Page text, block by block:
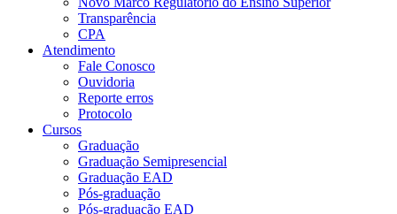
Transparência
CPA
Atendimento
Fale Conosco
Ouvidoria
Reporte erros
Protocolo
Cursos
Graduação
Graduação Semipresencial
Graduação EAD
Pós-graduação
Pós-graduação EAD